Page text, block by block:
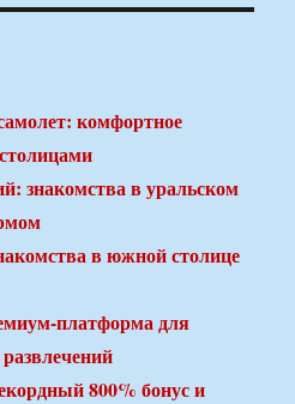
комфортное
знакомства в уральском
в южной столице
платформа для
800% бонус и